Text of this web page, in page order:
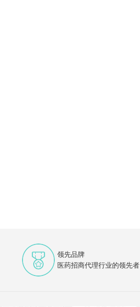
领先品牌
医药招商代理行业的领先者